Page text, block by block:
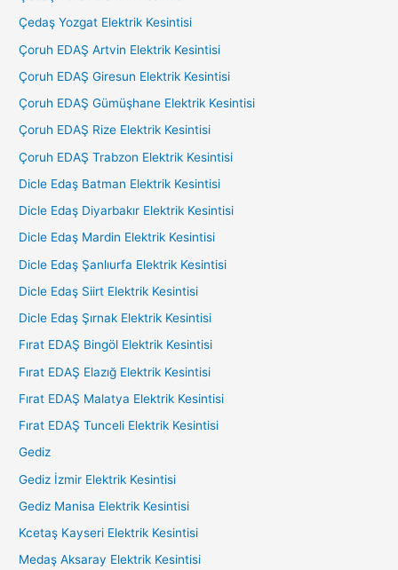
Çedaş Yozgat Elektrik Kesintisi
Çoruh EDAŞ Artvin Elektrik Kesintisi
Çoruh EDAŞ Giresun Elektrik Kesintisi
Çoruh EDAŞ Gümüşhane Elektrik Kesintisi
Çoruh EDAŞ Rize Elektrik Kesintisi
Çoruh EDAŞ Trabzon Elektrik Kesintisi
Dicle Edaş Batman Elektrik Kesintisi
Dicle Edaş Diyarbakır Elektrik Kesintisi
Dicle Edaş Mardin Elektrik Kesintisi
Dicle Edaş Şanlıurfa Elektrik Kesintisi
Dicle Edaş Siirt Elektrik Kesintisi
Dicle Edaş Şırnak Elektrik Kesintisi
Fırat EDAŞ Bingöl Elektrik Kesintisi
Fırat EDAŞ Elazığ Elektrik Kesintisi
Fırat EDAŞ Malatya Elektrik Kesintisi
Fırat EDAŞ Tunceli Elektrik Kesintisi
Gediz
Gediz İzmir Elektrik Kesintisi
Gediz Manisa Elektrik Kesintisi
Kcetaş Kayseri Elektrik Kesintisi
Medaş Aksaray Elektrik Kesintisi